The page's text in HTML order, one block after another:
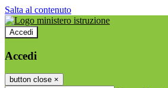
Salta al contenuto
Accedi
Accedi
button close ×